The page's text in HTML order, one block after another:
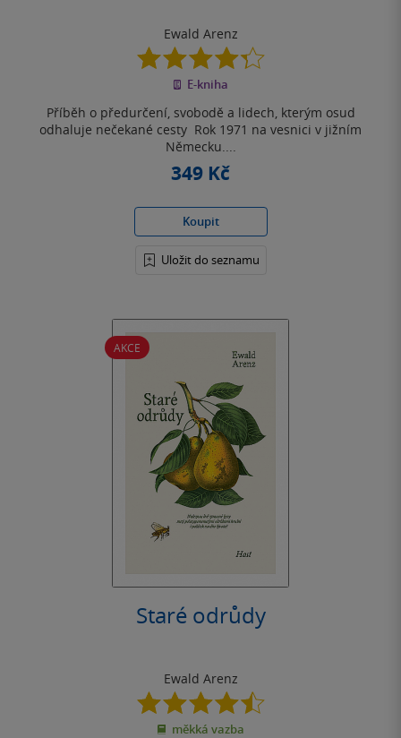
Ewald Arenz
4.3
z
5
E-kniha
Příběh o předurčení, svobodě a lidech, kterým osud
odhaluje nečekané cesty Rok 1971 na vesnici v jižním
Německu....
349 Kč
Koupit
Uložit do seznamu
AKCE
Staré odrůdy
Ewald Arenz
4.5
z
5
měkká vazba